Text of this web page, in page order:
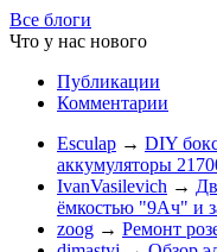
Все блоги
Что у нас нового
Публикации
Комментарии
Esculap → DIY
аккумуляторы
IvanVasilevich →
ёмкостью "9Ач" и
zoog → Ремонт